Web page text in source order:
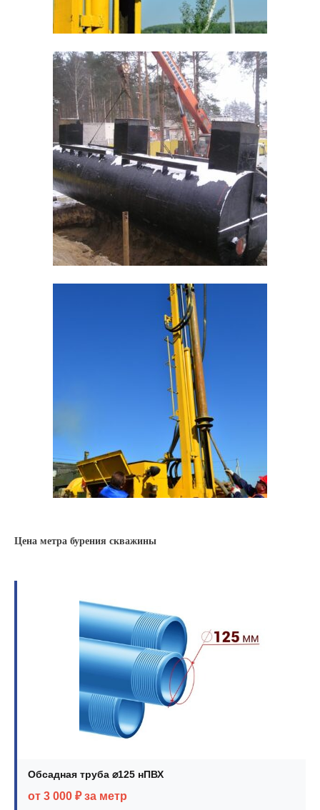
Цена метра бурения скважины
Обсадная труба ⌀125 нПВХ
от 3 000 ₽ за метр